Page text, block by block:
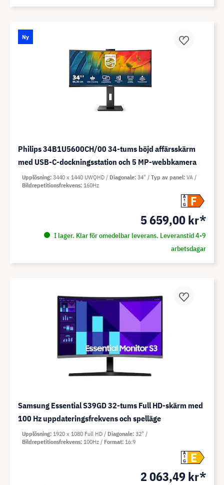
Ny
Philips 34B1U5600CH/00 34-tums böjd affärsskärm
med USB-C-dockningsstation och 5 MP-webbkamera
A
G
F
5 659,00 kr*
I lager. Klar för omedelbar leverans. Leveranstid 4-9
arbetsdagar
Upplösning 3440 x 1440 UWQHD Diagonale 34" Typ av panel VA
Bildrepetitionsfrekvens 160Hz
Samsung Essential S39GD 32-tums Full HD-skärm med
100 Hz uppdateringsfrekvens och spelläge
A
G
E
2 063,49 kr*
Upplösning 1920 x 1080 Full HD Diagonale 32"
Bildrepetitionsfrekvens 100Hz Format 16:9